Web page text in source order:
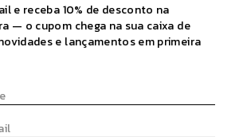
e receba 10% de desconto na
— o cupom chega na sua caixa de
e lançamentos em primeira